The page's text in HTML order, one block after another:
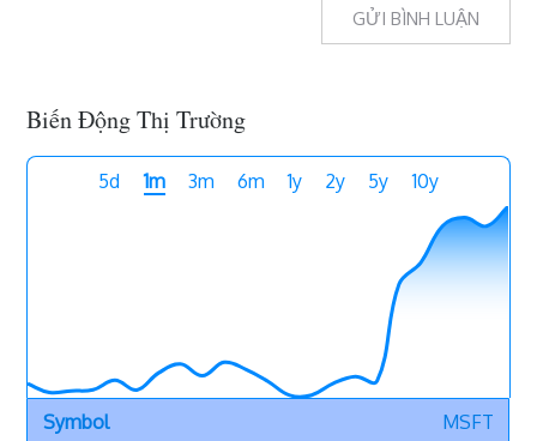
Biến Động Thị Trường
5d 1m 3m 6m 1y 2y 5y 10y
MSFT